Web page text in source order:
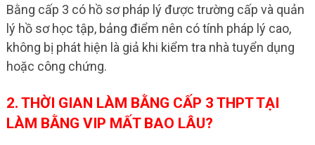
Bằng cấp 3 có hồ sơ pháp lý được trường cấp và quản
lý hồ sơ học tập, bảng điểm nên có tính pháp lý cao,
không bị phát hiện là giả khi kiểm tra nhà tuyển dụng
hoặc công chứng.
2. THỜI GIAN LÀM BẰNG CẤP 3 THPT TẠI
LÀM BẰNG VIP MẤT BAO LÂU?